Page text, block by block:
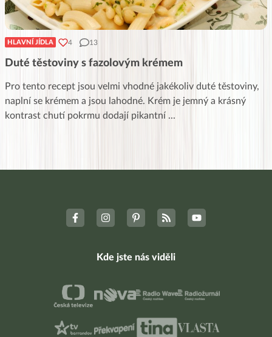
HLAVNÍ JÍDLA 4 13
Duté těstoviny s fazolovým krémem
Pro tento recept jsou velmi vhodné jakékoliv duté těstoviny,
naplní se krémem a jsou lahodné. Krém je jemný a krásný
kontrast chutí pokrmu dodají pikantní ...
Kde jste nás viděli